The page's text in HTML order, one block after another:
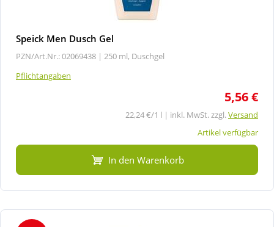
Speick Men Dusch Gel
PZN/Art.Nr.: 02069438 | 250 ml, Duschgel
Pflichtangaben
5,56 €
22,24 €/1 l | inkl. MwSt. zzgl.Versand
Artikel verfügbar
In den Warenkorb